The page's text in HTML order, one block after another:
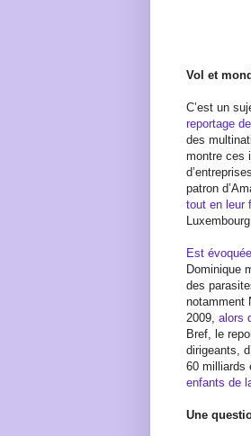
Vol et
C’est un
reportage de
des
montre ces
patron
tout en leur
Est
Dominique
des
notamment
2009, alors
Bref, le
dirigeants,
60 milliards
enfants de
Une